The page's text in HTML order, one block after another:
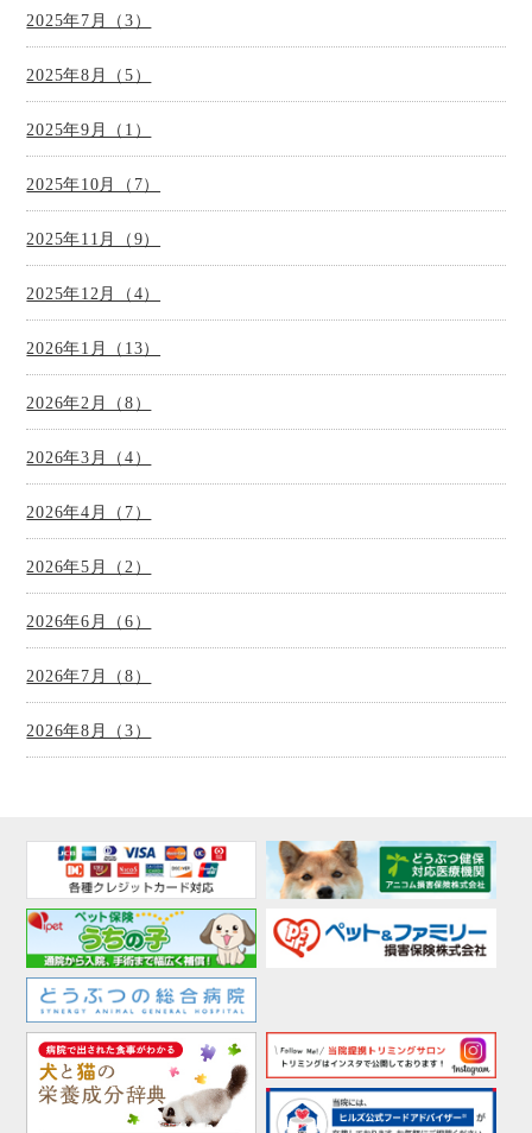
2025年7月（3）
2025年8月（5）
2025年9月（1）
2025年10月（7）
2025年11月（9）
2025年12月（4）
2026年1月（13）
2026年2月（8）
2026年3月（4）
2026年4月（7）
2026年5月（2）
2026年6月（6）
2026年7月（8）
2026年8月（3）